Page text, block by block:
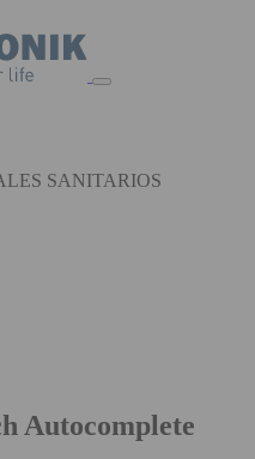
SANITARIOS
Autocomplete